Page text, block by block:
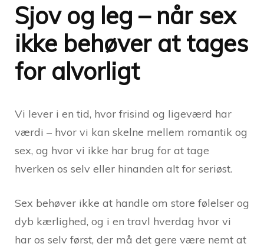
Sjov og leg – når sex
ikke behøver at tages
for alvorligt
Vi lever i en tid, hvor frisind og ligeværd har
værdi – hvor vi kan skelne mellem romantik og
sex, og hvor vi ikke har brug for at tage
hverken os selv eller hinanden alt for seriøst.
Sex behøver ikke at handle om store følelser og
dyb kærlighed, og i en travl hverdag hvor vi
har os selv først, der må det gere være nemt at